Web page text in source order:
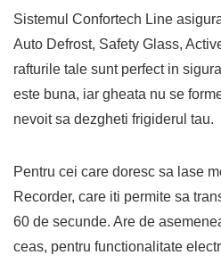
Sistemul Confortech Line
Auto Defrost, Safety Glass,
rafturile tale sunt perfect in
este buna, iar gheata nu se
nevoit sa dezgheti frigiderul tau.
Pentru cei care doresc sa lase
Recorder, care iti permite sa
60 de secunde. Are de
ceas, pentru functionalitate